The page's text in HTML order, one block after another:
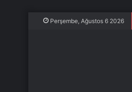
Perşembe, Ağustos 6 2026